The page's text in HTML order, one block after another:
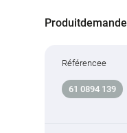
Produitdemande
Référencee
61 0894 139